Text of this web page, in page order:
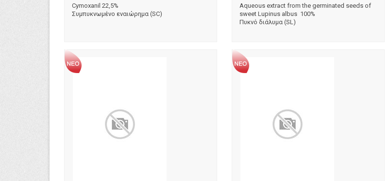
Cymoxanil 22,5%
Συμπυκνωμένο εναιώρημα (SC)
Aqueous extract from the germinated seeds of
sweet Lupinus albus 100%
Πυκνό διάλυμα (SL)